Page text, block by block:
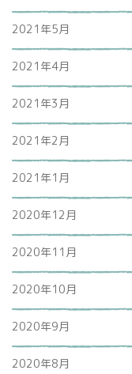
2021年5月
2021年4月
2021年3月
2021年2月
2021年1月
2020年12月
2020年11月
2020年10月
2020年9月
2020年8月